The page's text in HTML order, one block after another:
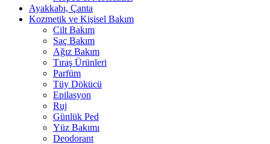
Ayakkabı, Çanta
Kozmetik ve Kişisel Bakım
Cilt Bakım
Saç Bakım
Ağız Bakım
Tıraş Ürünleri
Parfüm
Tüy Dökücü
Epilasyon
Ruj
Günlük Ped
Yüz Bakımı
Deodorant